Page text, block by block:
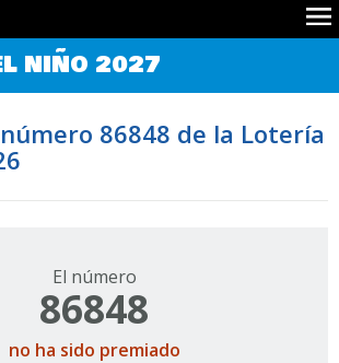
NiñoNIÑO 2027
86848 de la Lotería
El número
86848
no ha sido premiado